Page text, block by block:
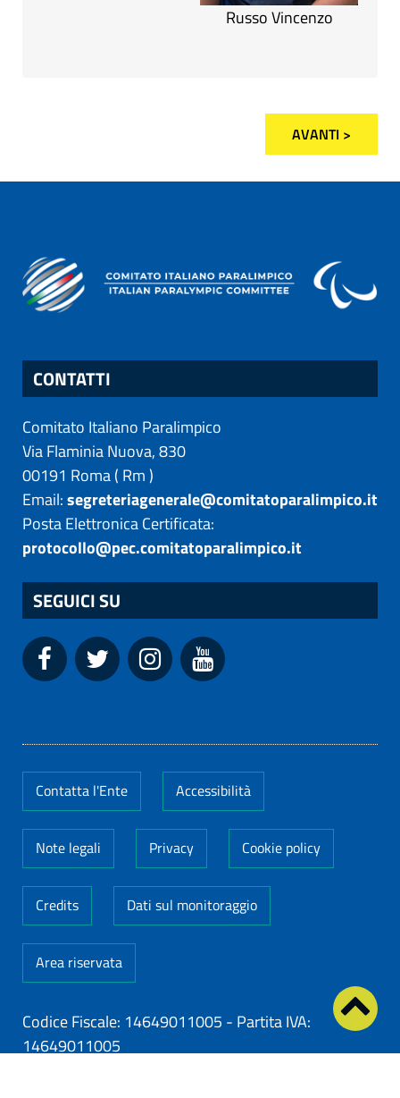
Russo Vincenzo
AVANTI >
CONTATTI
Comitato Italiano Paralimpico
Via Flaminia Nuova, 830
00191 Roma( Rm)
Email:segreteriagenerale@comitatoparalimpico.it
Posta Elettronica Certificata:
protocollo@pec.comitatoparalimpico.it
SEGUICI SU
Contatta l'Ente Accessibilità
Note legali Privacy Cookie policy
Credits Dati sul monitoraggio
Area riservata
Codice Fiscale: 14649011005 - Partita IVA:
14649011005